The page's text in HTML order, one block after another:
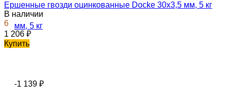
Ершенные гвозди оцинкованные Docke 30х3,5 мм, 5 кг
В наличии
6
1 206 ₽
Купить
-1 139 ₽